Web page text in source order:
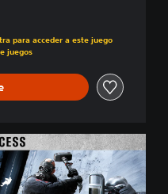
original de US$19.99
para acceder a este juego
juegos